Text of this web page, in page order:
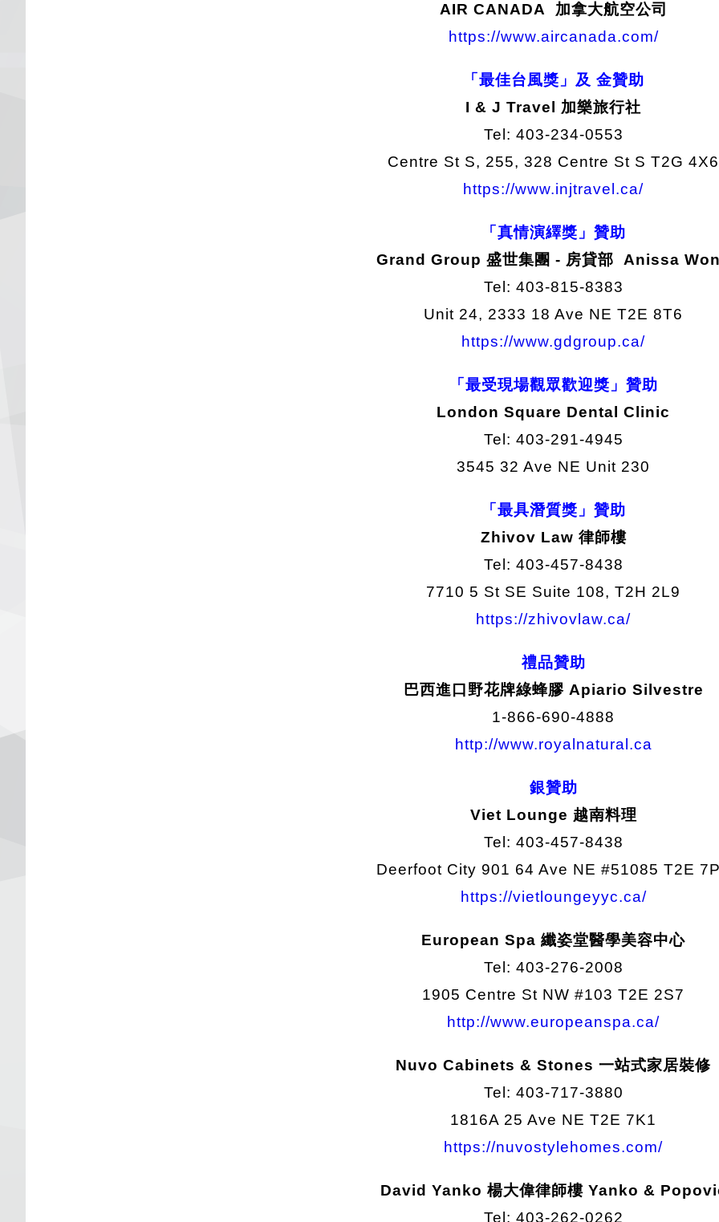
AIR CANADA 加拿大航空公司
https://www.aircanada.com/
「最佳台風獎」及 金贊助
I & J Travel 加樂旅行社
Tel: 403-234-0553
Centre St S, 255, 328 Centre St S T2G 4X6
https://www.injtravel.ca/
「真情演繹獎」贊助
Grand Group 盛世集團 - 房貸部 Anissa
Tel: 403-815-8383
Unit 24, 2333 18 Ave NE T2E 8T6
https://www.gdgroup.ca/
「最受現場觀眾歡迎獎」贊助
London Square Dental Clinic
Tel: 403-291-4945
3545 32 Ave NE Unit 230
「最具潛質獎」贊助
Zhivov Law 律師樓
Tel: 403-457-8438
7710 5 St SE Suite 108, T2H 2L9
https://zhivovlaw.ca/
禮品贊助
巴西進口野花牌綠蜂膠 Apiario Silvestre
1-866-690-4888
http://www.royalnatural.ca
銀贊助
Viet Lounge 越南料理
Tel: 403-457-8438
Deerfoot City 901 64 Ave NE #51085 T2E
https://vietloungeyyc.ca/
European Spa 纖姿堂醫學美容中心
Tel: 403-276-2008
1905 Centre St NW #103 T2E 2S7
http://www.europeanspa.ca/
Nuvo Cabinets & Stones 一站式家居裝修
Tel: 403-717-3880
1816A 25 Ave NE T2E 7K1
https://nuvostylehomes.com/
David Yanko 楊大偉律師樓 Yanko &
Tel: 403-262-0262